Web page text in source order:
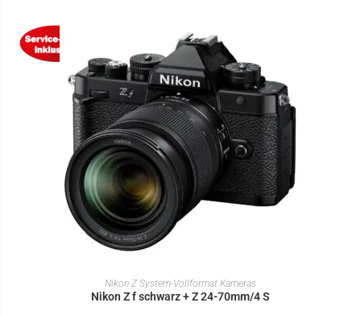
IN DEN WARENKORB
Nikon Z System-Vollformat Kameras
Nikon Z f schwarz + Z 24-70mm/4 S